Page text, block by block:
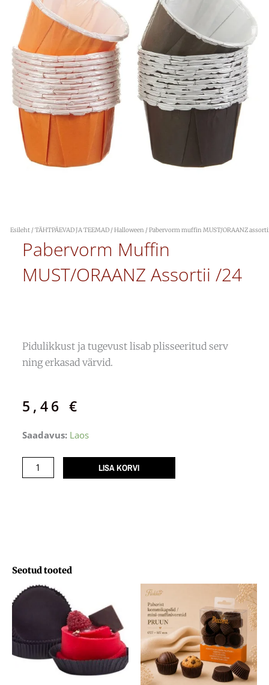
Esileht /TÄHTPÄEVAD JA TEEMAD /Halloween / Pabervorm muffin MUST/ORAANZ
Pabervorm Muffin
MUST/ORAANZ Assortii /24
Pidulikkust ja tugevust lisab plisseeritud serv
ning erkasad värvid.
5,46 €
Saadavus: Laos
Pabervorm
MUST/ORAANZ
assortii
LISA KORVI
Seotud tooted